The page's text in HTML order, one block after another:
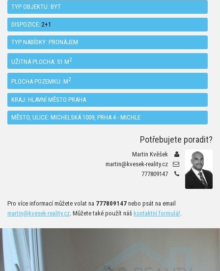
TYP OBJEKTU: BYT
DISPOZICE: 2+1
TYP NABÍDKY: PRONÁJEM
UŽITNÁ PLOCHA: 51 M2
PLOCHA POZEMKU: M2
KRAJ: HLAVNÍ MĚSTO PRAHA
MĚSTO, ULICE: MICHELSKÁ 1009, PRHA 4 - MICHLE
Potřebujete poradit?
Martin Kvěšek
martin@kvesek-reality.cz
777809147
Pro více informací můžete volat na 777809147 nebo psát na email
martin@kvesek-reality.cz . Můžete také použít náš kontaktní formulář